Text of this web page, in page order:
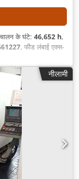
के घंटे: 46,652 h,
, फीड लंबाई एक्स-
(7.48 एचपी),
नीलामी